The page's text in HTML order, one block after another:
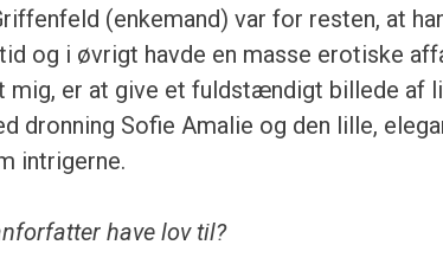
(enkemand) var for resten, at
og i øvrigt havde en masse erotiske
mig, er at give et fuldstændigt billede af
dronning Sofie Amalie og den lille,
intrigerne.
have lov til?